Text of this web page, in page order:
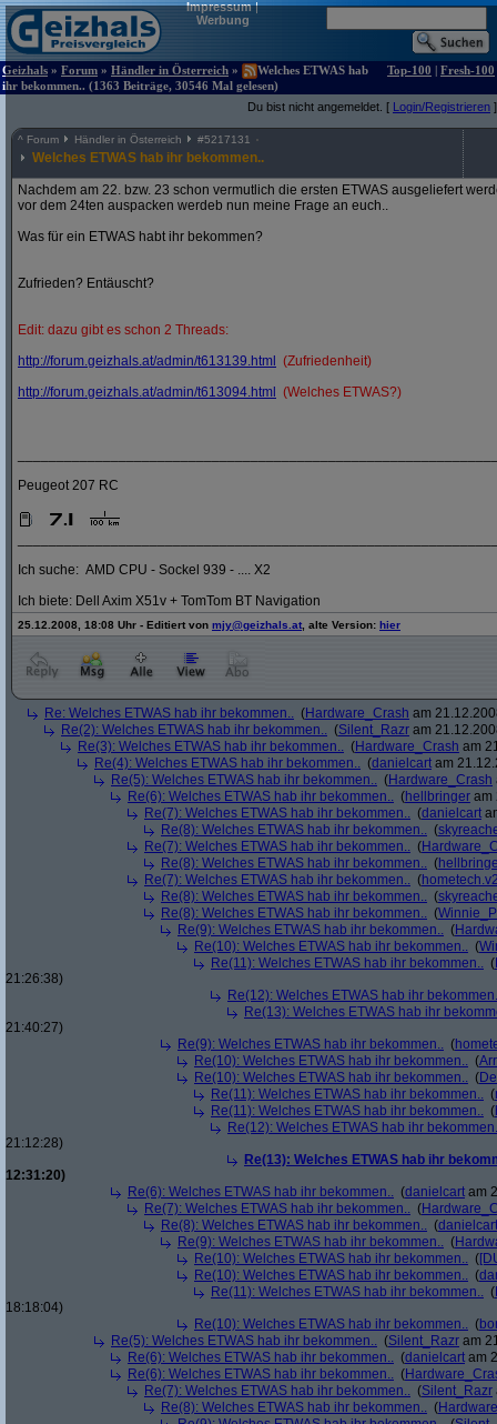
Impressum|
Werbung
Geizhals » Forum » Händler in Österreich »
Welches ETWAS hab
ihr bekommen.. (1363 Beiträge, 30546 Mal gelesen)
Top-100 | Fresh-100
Du bist nicht angemeldet. [ Login/Registrieren ]
^ Forum Händler in Österreich #5217131
Welches ETWAS hab ihr bekommen..
Nachdem am 22. bzw. 23 schon vermutlich die ersten ETWAS ausgeliefert
vor dem 24ten auspacken werdeb nun meine Frage an euch..
Was für ein ETWAS habt ihr bekommen?
Zufrieden? Entäuscht?
Edit: dazu gibt es schon 2 Threads:
http://forum.geizhals.at/admin/t613139.html
(Zufriedenheit)
http://forum.geizhals.at/admin/t613094.html (Welches ETWAS?)
Peugeot 207 RC
Ich suche: AMD CPU - Sockel 939 - .... X2
Ich biete: Dell Axim X51v + TomTom BT Navigation
25.12.2008, 18:08 Uhr - Editiert von mjy@geizhals.at , alte Version: hier
Re: Welches ETWAS hab ihr bekommen.. (Hardware_Crash am
Re(2): Welches ETWAS hab ihr bekommen.. (Silent_Razr am
Re(3): Welches ETWAS hab ihr bekommen.. (Hardware_Crash am
Re(4): Welches ETWAS hab ihr bekommen.. (danielcart am
Re(5): Welches ETWAS hab ihr bekommen.. (Hardware_Crash
Re(6): Welches ETWAS hab ihr bekommen.. (hellbringer am
Re(7): Welches ETWAS hab ihr bekommen.. (danielcart
Re(8): Welches ETWAS hab ihr bekommen.. (
Re(7): Welches ETWAS hab ihr bekommen.. (
Re(8): Welches ETWAS hab ihr bekommen.. (
Re(7): Welches ETWAS hab ihr bekommen.. (
Re(8): Welches ETWAS hab ihr bekommen.. (
Re(8): Welches ETWAS hab ihr bekommen.. (
Re(9): Welches ETWAS hab ihr bekommen.. (
Re(10): Welches ETWAS hab ihr bekommen.. (
Re(11): Welches ETWAS hab ihr bekommen.. (
21:26:38)
Re(12): Welches ETWAS hab ihr
Re(13): Welches ETWAS hab ihr
21:40:27)
Re(9): Welches ETWAS hab ihr bekommen.. (
Re(10): Welches ETWAS hab ihr bekommen.. (
Re(10): Welches ETWAS hab ihr bekommen.. (
Re(11): Welches ETWAS hab ihr bekommen.. (
Re(11): Welches ETWAS hab ihr bekommen.. (
Re(12): Welches ETWAS hab ihr
21:12:28)
Re(13): Welches ETWAS hab ihr
12:31:20)
Re(6): Welches ETWAS hab ihr bekommen.. (danielcart am
Re(7): Welches ETWAS hab ihr bekommen.. (
Re(8): Welches ETWAS hab ihr bekommen.. (danielcart
Re(9): Welches ETWAS hab ihr bekommen.. (
Re(10): Welches ETWAS hab ihr bekommen.. (
Re(10): Welches ETWAS hab ihr bekommen.. (
Re(11): Welches ETWAS hab ihr bekommen.. (
18:18:04)
Re(10): Welches ETWAS hab ihr bekommen.. (
Re(5): Welches ETWAS hab ihr bekommen.. (Silent_Razr am
Re(6): Welches ETWAS hab ihr bekommen.. (danielcart am
Re(6): Welches ETWAS hab ihr bekommen.. (
Re(7): Welches ETWAS hab ihr bekommen.. (Silent_Razr
Re(8): Welches ETWAS hab ihr bekommen.. (